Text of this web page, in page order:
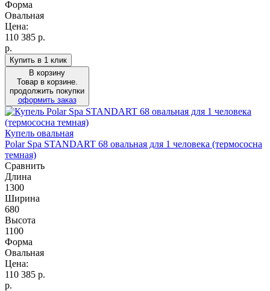
Форма
Овальная
Цена:
110 385 р.
р.
Купить в 1 клик
В корзину
Товар в корзине.
продолжить покупки
оформить заказ
Купель овальная
Polar Spa STANDART 68 овальная для 1 человека (термососна
темная)
Сравнить
Длина
1300
Ширина
680
Высота
1100
Форма
Овальная
Цена:
110 385 р.
р.